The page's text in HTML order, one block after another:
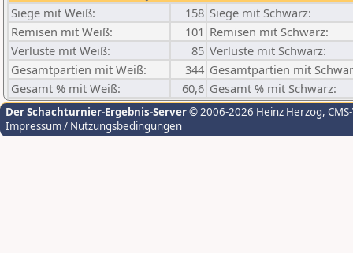
Siege mit Weiß:
158 Siege mit Schwarz:
Remisen mit Weiß:
101 Remisen mit Schwarz:
Verluste mit Weiß:
85 Verluste mit Schwarz:
Gesamtpartien mit Weiß:
344 Gesamtpartien mit
Gesamt % mit Weiß:
60,6 Gesamt % mit Schwarz:
Der Schachturnier-Ergebnis-Server© 2006-2026 Heinz Herzog,
Impressum / Nutzungsbedingungen